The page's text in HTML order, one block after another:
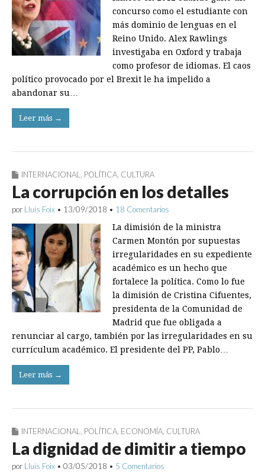
concurso como el estudiante con
más dominio de lenguas en el
Reino Unido. Alex Rawlings
investigaba en Oxford y trabaja
como profesor de idiomas. El caos
político provocado por el Brexit le ha impelido a
abandonar su…
Leer más →
INTERNACIONAL, POLÍTICA, CULTURA
La corrupción en los detalles
por Lluís Foix • 13/09/2018 • 18 Comentarios
La dimisión de la ministra
Carmen Montón por supuestas
irregularidades en su expediente
académico es un hecho que
fortalece la política. Como lo fue
la dimisión de Cristina Cifuentes,
presidenta de la Comunidad de
Madrid que fue obligada a
renunciar al cargo, también por las irregularidades en su
currículum académico. El presidente del PP, Pablo…
Leer más →
INTERNACIONAL, POLÍTICA, ECONOMÍA, CULTURA
La dignidad de dimitir a tiempo
por Lluís Foix • 03/05/2018 • 5 Comentarios